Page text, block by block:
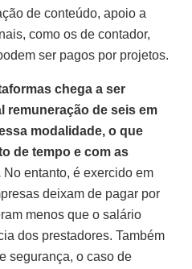
de conteúdo, apoio a
como os de contador,
ser pagos por projetos.
chega a ser
remuneração de seis em
modalidade, o que
de tempo e com as
No entanto, é exercido em
deixam de pagar por
menos que o salário
dos prestadores. Também
segurança, o caso de